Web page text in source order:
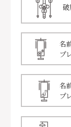
名
プ
名
プ